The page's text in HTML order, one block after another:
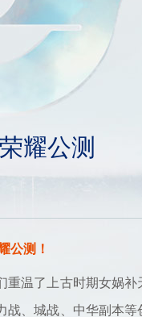
客服中心
耀公测
公测！
温了上古时期女娲补
、城战、中华副本